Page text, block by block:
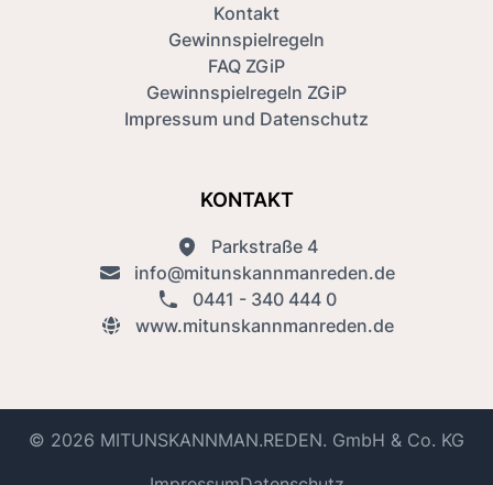
Kontakt
Gewinnspielregeln
FAQ ZGiP
Gewinnspielregeln ZGiP
Impressum und Datenschutz
KONTAKT
Parkstraße 4
info@mitunskannmanreden.de
0441 - 340 444 0
www.mitunskannmanreden.de
© 2026 MITUNSKANNMAN.REDEN. GmbH & Co. KG